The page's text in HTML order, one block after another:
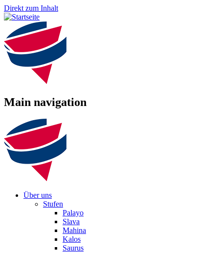
Direkt zum Inhalt
Main navigation
Über uns
Stufen
Palayo
Slava
Mahina
Kalos
Saurus